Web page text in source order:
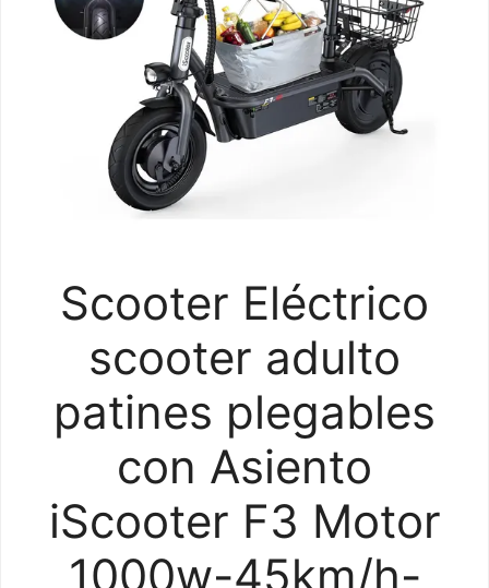
Scooter Eléctrico
scooter adulto
patines plegables
con Asiento
iScooter F3 Motor
1000w-45km/h-